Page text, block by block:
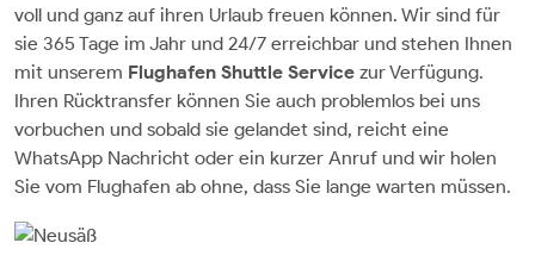
voll und ganz auf ihren Urlaub freuen können. Wir sind für
sie 365 Tage im Jahr und 24/7 erreichbar und stehen Ihnen
mit unserem Flughafen Shuttle Service zur Verfügung.
Ihren Rücktransfer können Sie auch problemlos bei uns
vorbuchen und sobald sie gelandet sind, reicht eine
WhatsApp Nachricht oder ein kurzer Anruf und wir holen
Sie vom Flughafen ab ohne, dass Sie lange warten müssen.